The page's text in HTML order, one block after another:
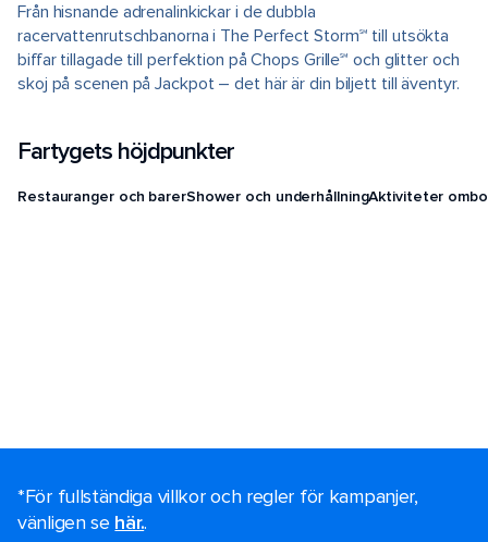
Från hisnande adrenalinkickar i de dubbla
racervattenrutschbanorna i The Perfect Storm℠ till utsökta
biffar tillagade till perfektion på Chops Grille℠ och glitter och
skoj på scenen på Jackpot – det här är din biljett till äventyr.
Fartygets höjdpunkter
Restauranger och barerShower och underhållningAktiviteter
*För fullständiga villkor och regler för kampanjer,
vänligen se här..